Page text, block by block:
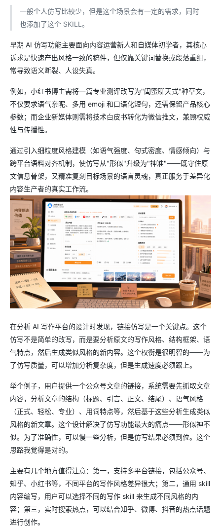
一般个人仿写比较少，但是这个场景会有一定的需求，同时
也添加了这个 SKILL。
早期 AI 仿写功能主要面向内容运营新人和自媒体初学者，其核心
诉求是快速产出风格一致的稿件，但仅靠关键词替换或段落重组，
常导致语义断裂、人设失真。
例如，小红书博主需将一篇专业测评改写为"闺蜜聊天式"种草文，
不仅要求语气亲昵、多用 emoji 和口语化短句，还需保留产品核心
参数；而企业新媒体则需将技术白皮书转化为微信推文，兼顾权威
性与传播性。
通过引入细粒度风格建模（如语气强度、句式密度、情感倾向）与
跨平台语料对齐机制，使仿写从"形似"升级为"神准"——既守住原
文信息骨架，又精准复刻目标场景的语言灵魂，真正服务于差异化
内容生产者的真实工作流。
在分析 AI 写作平台的设计时发现，链接仿写是一个关键点。这个
仿写不是简单的改写，而是要分析原文的写作风格、结构框架、语
气特点，然后生成类似风格的新内容。这个权衡是很明智的——为
了仿写质量，可以增加分析复杂度，但是生成速度必须跟上。
举个例子，用户提供一个公众号文章的链接，系统需要先抓取文章
内容，分析文章的结构（标题、引言、正文、结尾）、语气风格
（正式、轻松、专业）、用词特点等，然后基于这些分析生成类似
风格的新文章。这个设计解决了仿写功能最大的痛点——形似神不
似。为了准确性，可以慢一些分析，但是仿写结果必须到位。这个
思路我觉得是对的。
主要有几个地方值得注意：第一，支持多平台链接，包括公众号、
知乎、小红书等，不同平台的写作风格差异很大；第二，通用 skill
内容编写，用户可以选择不同的写作 skill 来生成不同风格的内
容；第三，实时搜索热点，可以结合知乎、微博、抖音的热点话题
进行创作。